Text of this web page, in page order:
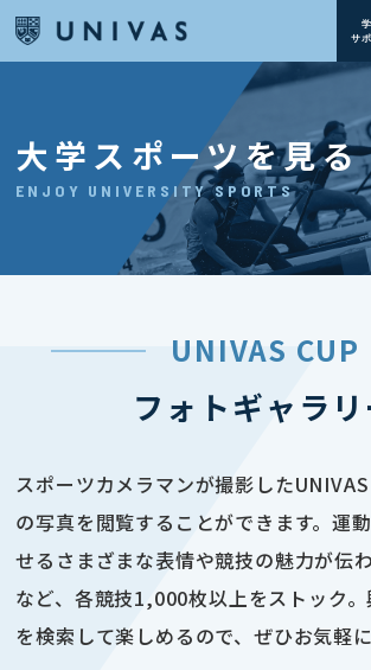
サ
大学スポーツを見る
ENJOY UNIVERSITY SPORTS
UNIVAS CUP
フォトギャラリ
スポーツカメラマンが撮影した
の写真を閲覧することができます。運
せるさまざまな表情や競技の魅力が伝
など、各競技1,000枚以上をストック
を検索して楽しめるので、ぜひお気軽